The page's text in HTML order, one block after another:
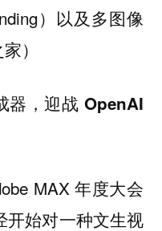
）以及多图像
）
器，迎战 OpenAI
MAX 年度大会
开始对一种文生视